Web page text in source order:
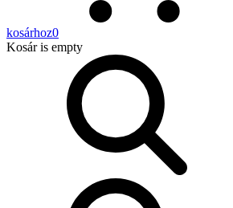
kosárhoz0
Kosáris empty